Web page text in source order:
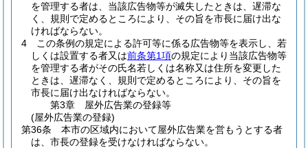
を管理する者は、当該広告物等が滅失したときは、遅滞な
く、規則で定めるところにより、その旨を市長に届け出な
ければならない。
4
この条例の規定による許可等に係る広告物等を表示し、若
しくは設置する者又は前条第1項の規定により当該広告物等
を管理する者がその氏名若しくは名称又は住所を変更した
ときは、遅滞なく、規則で定めるところにより、その旨を
市長に届け出なければならない。
第3章
屋外広告業の登録等
(屋外広告業の登録)
第36条
本市の区域内において屋外広告業を営もうとする者
は、市長の登録を受けなければならない。